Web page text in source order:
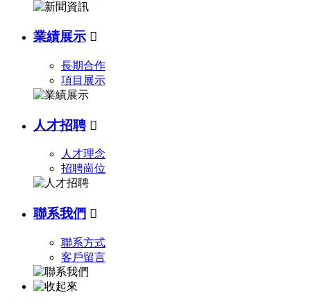
業績展示 
長期合作
項目展示
人才招聘 
人才理念
招聘崗位
聯系我們 
聯系方式
客戶留言